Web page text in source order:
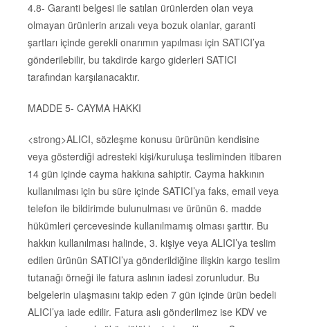
4.8- Garanti belgesi ile satılan ürünlerden olan veya
olmayan ürünlerin arızalı veya bozuk olanlar, garanti
şartları içinde gerekli onarımın yapılması için SATICI’ya
gönderilebilir, bu takdirde kargo giderleri SATICI
tarafından karşılanacaktır.
MADDE 5- CAYMA HAKKI
<strong>ALICI, sözleşme konusu ürürünün kendisine
veya gösterdiği adresteki kişi/kuruluşa tesliminden itibaren
14 gün içinde cayma hakkına sahiptir. Cayma hakkının
kullanılması için bu süre içinde SATICI’ya faks, email veya
telefon ile bildirimde bulunulması ve ürünün 6. madde
hükümleri çercevesinde kullanılmamış olması şarttır. Bu
hakkın kullanılması halinde, 3. kişiye veya ALICI’ya teslim
edilen ürünün SATICI’ya gönderildiğine ilişkin kargo teslim
tutanağı örneği ile fatura aslının iadesi zorunludur. Bu
belgelerin ulaşmasını takip eden 7 gün içinde ürün bedeli
ALICI’ya iade edilir. Fatura aslı gönderilmez ise KDV ve